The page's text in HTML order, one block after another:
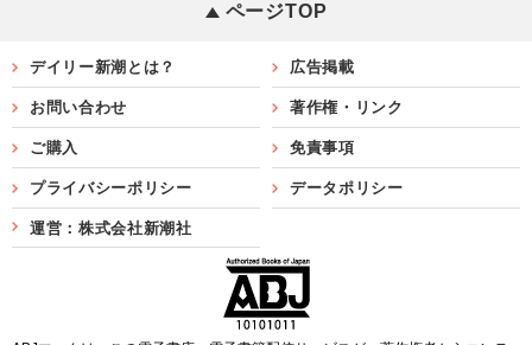
ページTOP
デイリー新潮とは？ 広告掲載
お問い合わせ 著作権・リンク
ご購入 免責事項
プライバシーポリシー データポリシー
運営：株式会社新潮社